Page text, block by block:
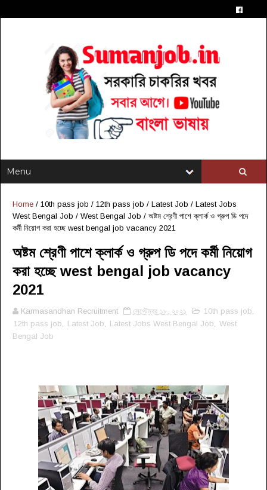
Home / 10th pass job / 12th pass job / Latest Job / Latest Jobs
West Bengal Job / West Bengal Job / অষ্টম শ্রেণী পাশে ক্লার্ক ও গ্রুপ ডি পদে
কর্মী নিয়োগ করা হচ্ছে west bengal job vacancy 2021
অষ্টম শ্রেণী পাশে ক্লার্ক ও গ্রুপ ডি পদে কর্মী নিয়োগ
করা হচ্ছে west bengal job vacancy
2021
Karmasandhan Recruitment সেপ্টেম্বর ১৮, ২০২১ 10th pass job
12th pass job
Latest Job Latest Jobs West Bengal Job
West
Bengal Job